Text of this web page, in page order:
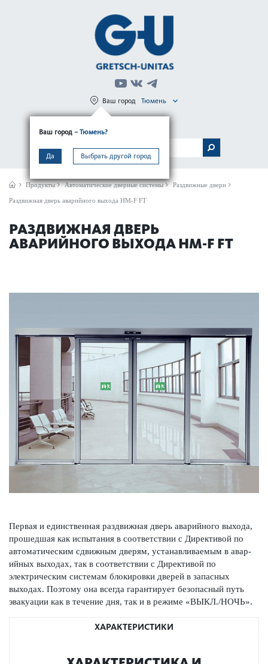
Ваш город – Тюмень?
Да Выбрать другой город
Ваш город Тюмень
МЕНЮ
Продукты Автом­ат­ические дверные сис­темы Раздвижные двери
Раздвижная дверь аварийного выхода HM-F FT
РАЗДВИЖНАЯ ДВЕРЬ
АВАРИЙНОГО ВЫХОДА HM-F FT
Первая и единственная раз­д­вижная дверь авар­ийного выхода,
прошедшая как испытания в соотв­е­тствии с Директивой по
автом­ат­ическим сдвижным дверям, устанавливаемым в авар­
ийных выходах, так в соотв­е­тствии с Директивой по
электрическим сис­темам блокировки дверей в запасных
выходах. Поэтому она всегда гар­антирует безоп­асный путь
эвакуации как в течение дня, так и в режиме «ВЫКЛ./НОЧЬ».
ХАРАКТЕРИСТИКИ